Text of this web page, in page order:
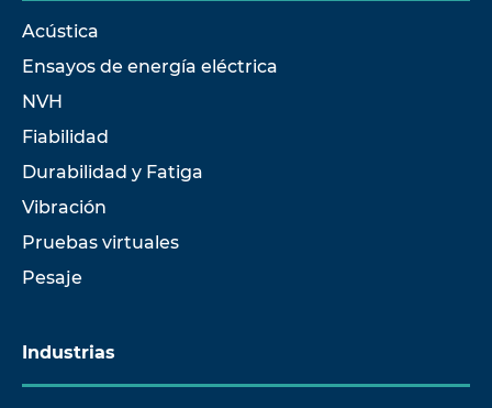
Acústica
Ensayos de energía eléctrica
NVH
Fiabilidad
Durabilidad y Fatiga
Vibración
Pruebas virtuales
Pesaje
Industrias